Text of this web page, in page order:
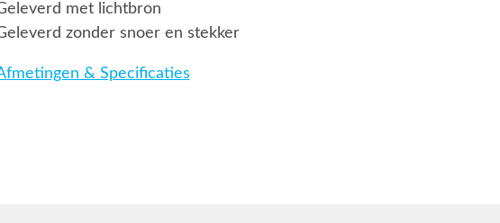
met lichtbron
zonder snoer en stekker
& Specificaties